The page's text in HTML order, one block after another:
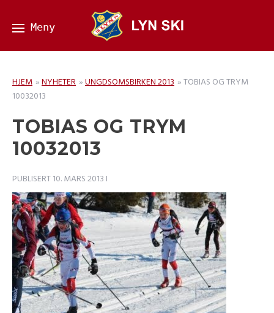
HJEM »NYHETER »UNGDSOMSBIRKEN 2013 »TOBIAS OG TRYM
10032013
TOBIAS OG TRYM
10032013
PUBLISERT10. MARS 2013 I